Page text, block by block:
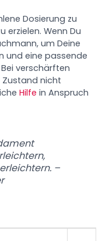
Dosierung zu
erzielen. Wenn Du
um Deine
und eine passende
Bei verschärften
Zustand nicht
Hilfe in Anspruch
–